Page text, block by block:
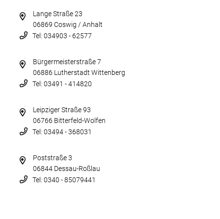
Lange Straße 23
06869 Coswig / Anhalt
Tel: 034903 - 62577
Bürgermeisterstraße 7
06886 Lutherstadt Wittenberg
Tel: 03491 - 414820
Leipziger Straße 93
06766 Bitterfeld-Wolfen
Tel: 03494 - 368031
Poststraße 3
06844 Dessau-Roßlau
Tel: 0340 - 85079441